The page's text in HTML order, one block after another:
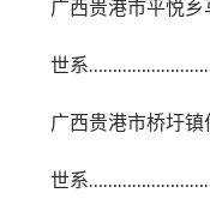
广西贵港市平悦
世系
广西贵港市桥圩
世系